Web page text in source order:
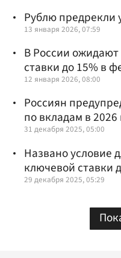
Рублю предрекли
13 января 2026, 07:59
В России
ставки до 15% в
12 января 2026, 08:00
Россиян
по вкладам в 2026
31 декабря 2025, 05:00
Названо условие
ключевой ставки
29 декабря 2025, 05:29